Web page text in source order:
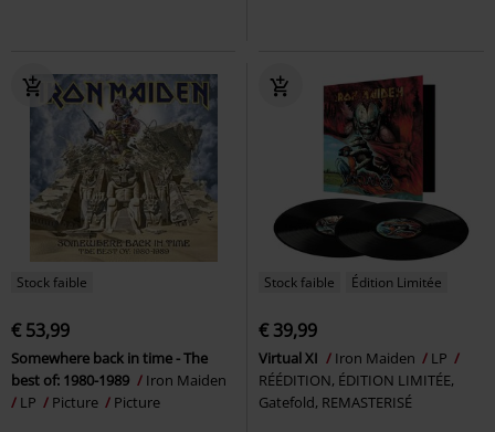
Stock faible
€ 53,99
Somewhere back in time - The
best of: 1980-1989
Iron Maiden
LP
Picture Picture
Stock faible Édition Limitée
€ 39,99
Virtual XI Iron Maiden
LP
RÉÉDITION, ÉDITION LIMITÉE,
Gatefold, REMASTERISÉ